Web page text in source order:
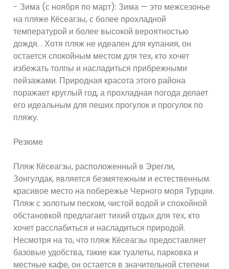
- Зима (с ноября по март): Зима — это межсезонье
на пляже Кёсеагзы, с более прохладной
температурой и более высокой вероятностью
дождя. . Хотя пляж не идеален для купания, он
остается спокойным местом для тех, кто хочет
избежать толпы и насладиться прибрежными
пейзажами. Природная красота этого района
поражает круглый год, а прохладная погода делает
его идеальным для пеших прогулок и прогулок по
пляжу.
Резюме
Пляж Кёсеагзы, расположенный в Эрегли,
Зонгулдак, является безмятежным и естественным.
красивое место на побережье Черного моря Турции.
Пляж с золотым песком, чистой водой и спокойной
обстановкой предлагает тихий отдых для тех, кто
хочет расслабиться и насладиться природой.
Несмотря на то, что пляж Кёсеагзы предоставляет
базовые удобства, такие как туалеты, парковка и
местные кафе, он остается в значительной степени